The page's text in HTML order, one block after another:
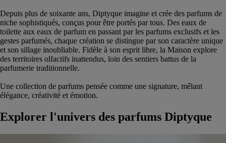
Depuis plus de soixante ans, Diptyque imagine et crée des parfums de
niche sophistiqués, conçus pour être portés par tous. Des eaux de
toilette aux eaux de parfum en passant par les parfums exclusifs et les
gestes parfumés, chaque création se distingue par son caractère unique
et son sillage inoubliable. Fidèle à son esprit libre, la Maison explore
des territoires olfactifs inattendus, loin des sentiers battus de la
parfumerie traditionnelle.
Une collection de parfums pensée comme une signature, mêlant
élégance, créativité et émotion.
Explorer l'univers des parfums Diptyque